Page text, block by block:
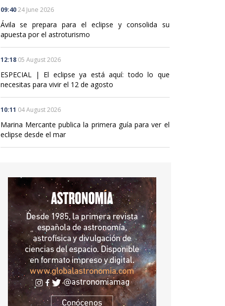
09:40 24 June 2026
Ávila se prepara para el eclipse y consolida su
apuesta por el astroturismo
12:18 05 August 2026
ESPECIAL | El eclipse ya está aquí: todo lo que
necesitas para vivir el 12 de agosto
10:11 04 August 2026
Marina Mercante publica la primera guía para ver el
eclipse desde el mar